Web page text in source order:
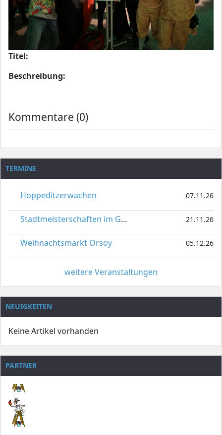
Titel:
Beschreibung:
Kommentare (0)
TERMINE
Hoppeditzerwachen 07.11.26
Stadtmeisterschaften im Gardetanz 21.11.26
Weihnachtsmarkt Orsoy 05.12.26
weitere Veranstaltungen
NEUIGKEITEN
Keine Artikel vorhanden
PARTNER